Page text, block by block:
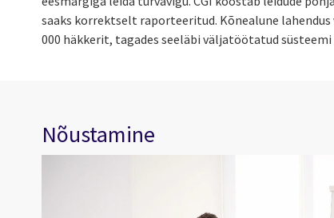
saaks korrektselt raporteeritud. Kõnealune
000 häkkerit, tagades seeläbi väljatöötatud
Nõustamine